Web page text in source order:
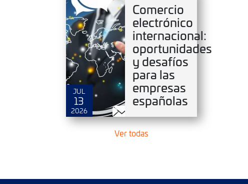
JUL
13
2026
Comercio
electrónico
internacional:
oportunidades
y desafíos
para las
empresas
españolas
Ver todas